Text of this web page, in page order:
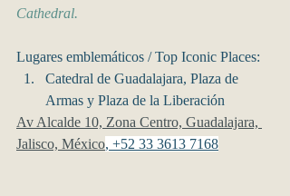
Cathedral.
Lugares emblemáticos / Top Iconic Places:
Catedral de Guadalajara, Plaza de
Armas y Plaza de la Liberación
Av Alcalde 10, Zona Centro, Guadalajara,
Jalisco, México, +52 33 3613 7168